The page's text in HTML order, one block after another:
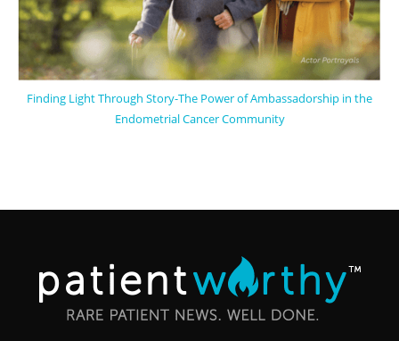
Finding Light Through Story-The Power of Ambassadorship in the
Endometrial Cancer Community